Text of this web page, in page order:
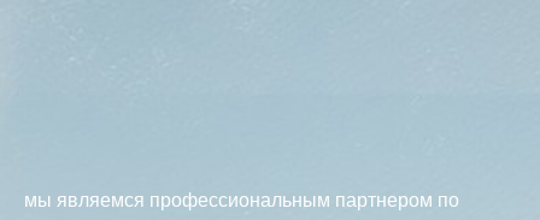
мы являемся профессиональным партнером по